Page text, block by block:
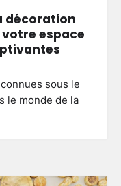
décoration
espace
sous le
le monde de la